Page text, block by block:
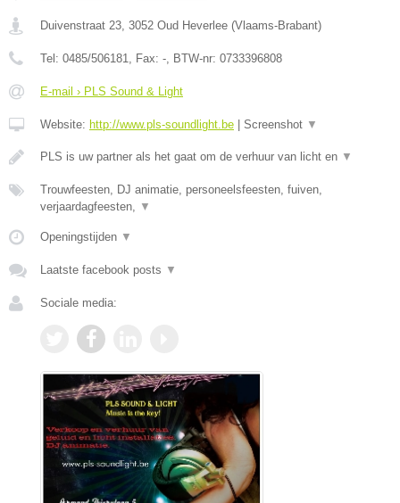
Duivenstraat 23 3052 Oud Heverlee (Vlaams-Brabant)
Tel: 0485/506181 , Fax: - , BTW-nr: 0733396808
E-mail › PLS Sound & Light
Website: http://www.pls-soundlight.be Screenshot ▼
PLS is uw partner als het gaat om de verhuur van licht en ▼
Trouwfeesten, DJ animatie, personeelsfeesten, fuiven,
verjaardagfeesten,
▼
Openingstijden ▼
Laatste facebook posts ▼
Sociale media: